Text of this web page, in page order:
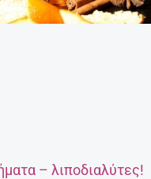
– λιποδιαλύτες!